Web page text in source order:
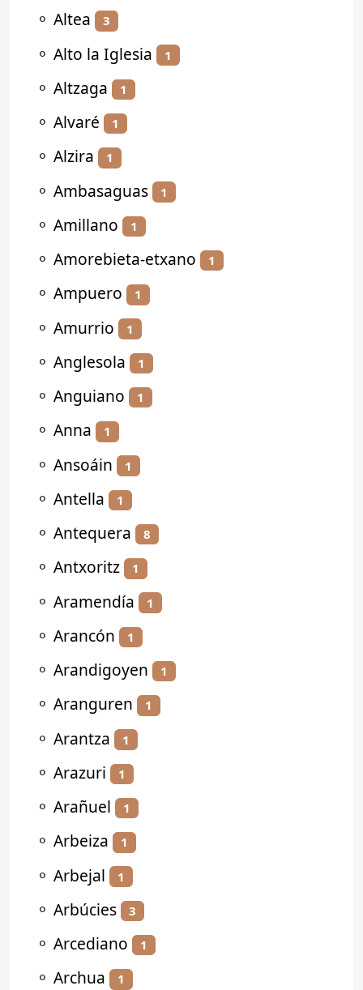
⚬ Altea 3
⚬ Alto la Iglesia 1
⚬ Altzaga 1
⚬ Alvaré 1
⚬ Alzira 1
⚬ Ambasaguas 1
⚬ Amillano 1
⚬ Amorebieta-etxano 1
⚬ Ampuero 1
⚬ Amurrio 1
⚬ Anglesola 1
⚬ Anguiano 1
⚬ Anna 1
⚬ Ansoáin 1
⚬ Antella 1
⚬ Antequera 8
⚬ Antxoritz 1
⚬ Aramendía 1
⚬ Arancón 1
⚬ Arandigoyen 1
⚬ Aranguren 1
⚬ Arantza 1
⚬ Arazuri 1
⚬ Arañuel 1
⚬ Arbeiza 1
⚬ Arbejal 1
⚬ Arbúcies 3
⚬ Arcediano 1
⚬ Archua 1